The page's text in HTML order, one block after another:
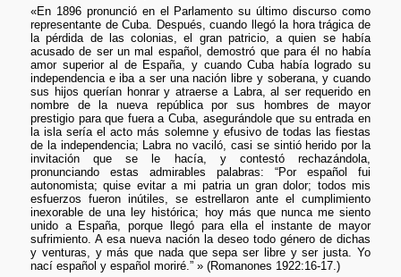
«En 1896 pronunció en el Parlamento su último discurso como
representante de Cuba. Después, cuando llegó la hora trágica de
la pérdida de las colonias, el gran patricio, a quien se había
acusado de ser un mal español, demostró que para él no había
amor superior al de España, y cuando Cuba había logrado su
independencia e iba a ser una nación libre y soberana, y cuando
sus hijos querían honrar y atraerse a Labra, al ser requerido en
nombre de la nueva república por sus hombres de mayor
prestigio para que fuera a Cuba, asegurándole que su entrada en
la isla sería el acto más solemne y efusivo de todas las fiestas
de la independencia; Labra no vaciló, casi se sintió herido por la
invitación que se le hacía, y contestó rechazándola,
pronunciando estas admirables palabras: “Por español fui
autonomista; quise evitar a mi patria un gran dolor; todos mis
esfuerzos fueron inútiles, se estrellaron ante el cumplimiento
inexorable de una ley histórica; hoy más que nunca me siento
unido a España, porque llegó para ella el instante de mayor
sufrimiento. A esa nueva nación la deseo todo género de dichas
y venturas, y más que nada que sepa ser libre y ser justa. Yo
nací español y español moriré.” » (Romanones 1922:16-17.)